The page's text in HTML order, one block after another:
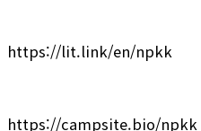
https://lit.link/en/npkk
https://campsite.bio/npkk